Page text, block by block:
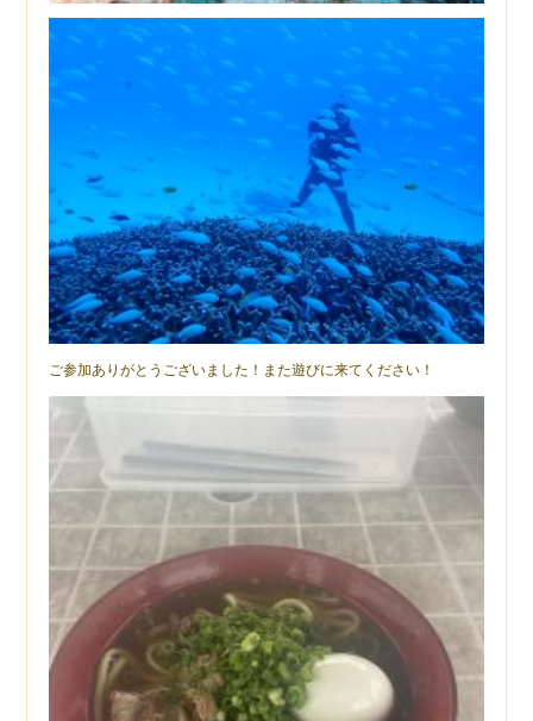
ご参加ありがとうございました！また遊びに来てください！